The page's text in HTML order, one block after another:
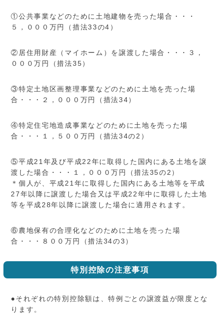
①公共事業などのために土地建物を売った場合・・・
５，０００万円（措法33の4）
②居住用財産（マイホーム）を譲渡した場合・・・３，
０００万円（措法35）
③特定土地区画整理事業などのために土地を売った場
合・・・２，０００万円（措法34）
④特定住宅地造成事業などのために土地を売った場
合・・・１，５００万円（措法34の2）
⑤平成21年及び平成22年に取得した国内にある土地を譲
渡した場合・・・１，０００万円（措法35の2）
＊個人が、平成21年に取得した国内にある土地等を平成
27年以降に譲渡した場合又は平成22年中に取得した土地
等を平成28年以降に譲渡した場合に適用されます。
⑥農地保有の合理化などのために土地を売った場
合・・・８００万円（措法34の3）
特別控除の注意事項
●それぞれの特別控除額は、特例ごとの譲渡益が限度とな
ります。